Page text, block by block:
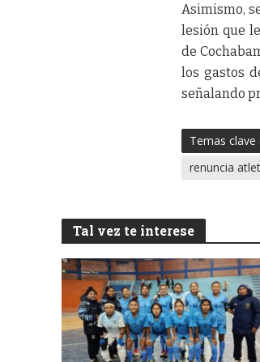
Asimismo,
lesión que
de
los gastos
señalando
Temas
renuncia
Tal vez te interese